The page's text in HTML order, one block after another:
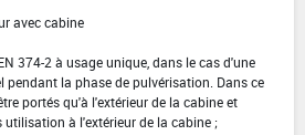
avec cabine
374-2 à usage unique, dans le cas d'une
pendant la phase de pulvérisation. Dans ce
portés qu'à l'extérieur de la cabine et
utilisation à l'extérieur de la cabine ;